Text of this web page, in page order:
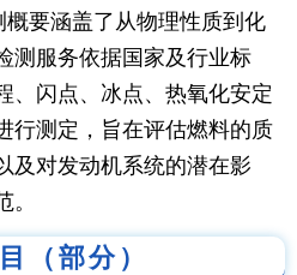
要涵盖了从物理性质到化
测服务依据国家及行业标
、闪点、冰点、热氧化安定
行测定，旨在评估燃料的质
及对发动机系统的潜在影
（部分）